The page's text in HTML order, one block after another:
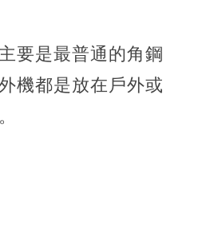
要是最普通的角鋼
機都是放在戶外或